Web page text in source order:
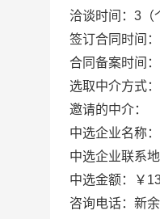
洽谈时间：3（
签订合同时间
合同备案时间
选取中介方式
邀请的中介：
中选企业名称
中选企业联系
中选金额：￥
咨询电话：新